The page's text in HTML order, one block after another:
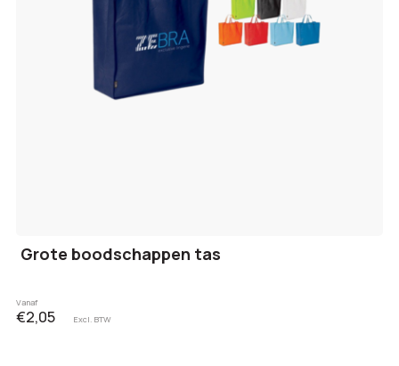
Grote boodschappen tas
Vanaf
€2,05 Excl. BTW